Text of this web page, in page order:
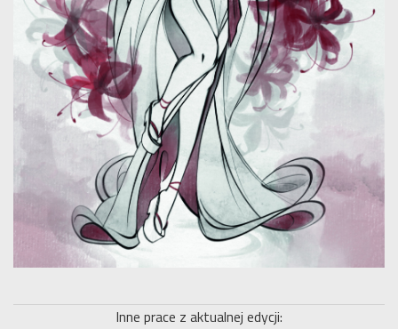
Inne prace z aktualnej edycji: